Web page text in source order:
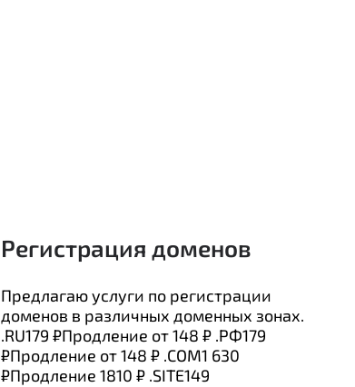
Регистрация доменов
Предлагаю услуги по регистрации
доменов в различных доменных зонах.
.RU179 ₽Продление от 148 ₽ .РФ179
₽Продление от 148 ₽ .COM1 630
₽Продление 1810 ₽ .SITE149